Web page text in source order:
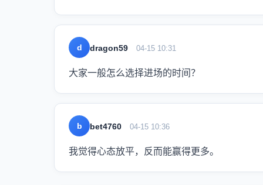
d dragon59 04-15 10:31
大家一般怎么选择进场的时间？
b bet4760 04-15 10:36
我觉得心态放平，反而能赢得更多。